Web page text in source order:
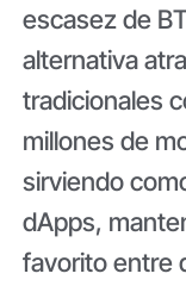
escasez de
alternativa
tradicionales
millones de
sirviendo
dApps,
favorito entre